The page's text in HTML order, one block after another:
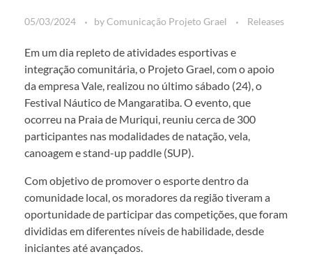
05/03/2024 byComunicação Projeto Grael Releases
Em um dia repleto de atividades esportivas e
integração comunitária, o Projeto Grael, com o apoio
da empresa Vale, realizou no último sábado (24), o
Festival Náutico de Mangaratiba. O evento, que
ocorreu na Praia de Muriqui, reuniu cerca de 300
participantes nas modalidades de natação, vela,
canoagem e stand-up paddle (SUP).
Com objetivo de promover o esporte dentro da
comunidade local, os moradores da região tiveram a
oportunidade de participar das competições, que foram
divididas em diferentes níveis de habilidade, desde
iniciantes até avançados.